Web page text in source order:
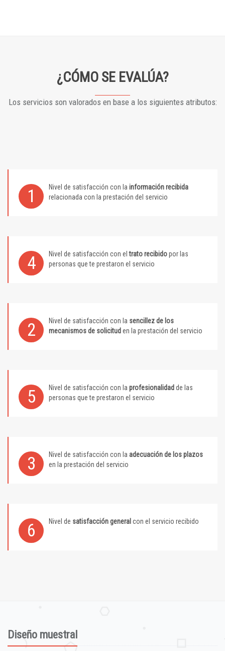
¿CÓMO SE EVALÚA?
Los servicios son valorados en base a los siguientes atributos:
1 Nivel de satisfacción con la información recibida
relacionada con la prestación del servicio
4 Nivel de satisfacción con eltrato recibidopor las
personas que te prestaron el servicio
2 Nivel de satisfacción con la sencillez de los
mecanismos de solicitud en la prestación del servicio
5 Nivel de satisfacción con la profesionalidad de las
personas que te prestaron el servicio
3 Nivel de satisfacción con la adecuación de los plazos
en la prestación del servicio
6 Nivel de satisfacción general con el servicio recibido
Diseño muestral